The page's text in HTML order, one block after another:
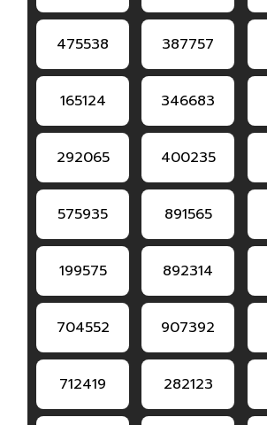
475538 387757
165124 346683
292065 400235
575935 891565
199575 892314
704552 907392
712419 282123